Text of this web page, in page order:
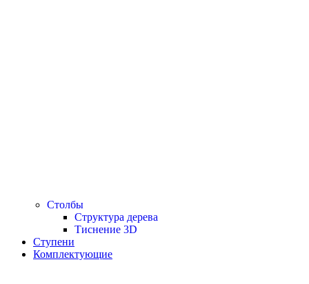
Столбы
Структура дерева
Тиснение 3D
Ступени
Комплектующие